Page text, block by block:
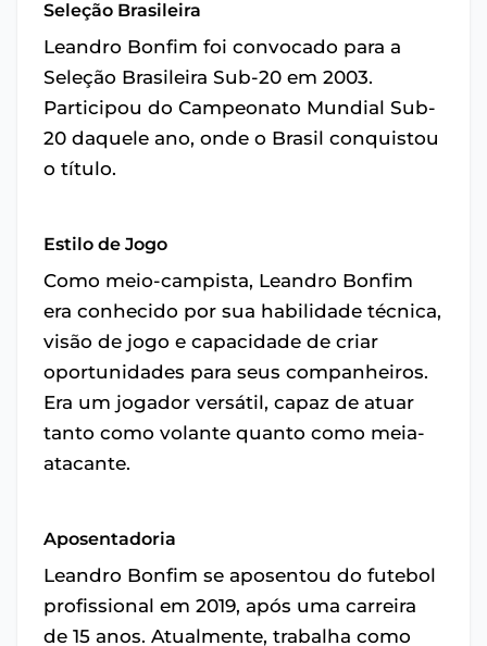
Seleção Brasileira
Leandro Bonfim foi convocado para a
Seleção Brasileira Sub-20 em 2003.
Participou do Campeonato Mundial Sub-
20 daquele ano, onde o Brasil conquistou
o título.
Estilo de Jogo
Como meio-campista, Leandro Bonfim
era conhecido por sua habilidade técnica,
visão de jogo e capacidade de criar
oportunidades para seus companheiros.
Era um jogador versátil, capaz de atuar
tanto como volante quanto como meia-
atacante.
Aposentadoria
Leandro Bonfim se aposentou do futebol
profissional em 2019, após uma carreira
de 15 anos. Atualmente, trabalha como